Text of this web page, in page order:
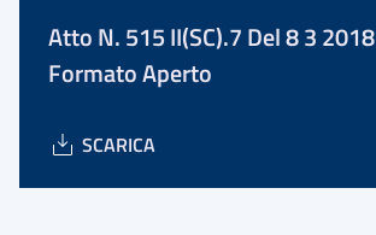
Atto N. 515 II(SC).7 Del 8 3 2018
Formato Aperto
SCARICA